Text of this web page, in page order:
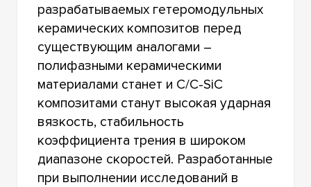
разрабатываемых гетеромодульных
керамических композитов перед
существующим аналогами –
полифазными керамическими
материалами станет и C/C-SiC
композитами станут высокая ударная
вязкость, стабильность
коэффициента трения в широком
диапазоне скоростей. Разработанные
при выполнении исследований в